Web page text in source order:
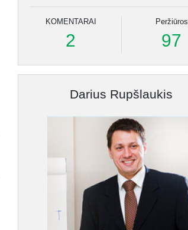
22. Jūsų smegenys
Klausimų formulavimas
25. Apklausos schema
Argumentavimo metodai
Svarbiausi argumentai
Klausimai derybų rezultatams įvertinti
Neaiškus puolimo tikslas
KOMENTARAI
2
Peržiūros
97
Darius Rupšlaukis